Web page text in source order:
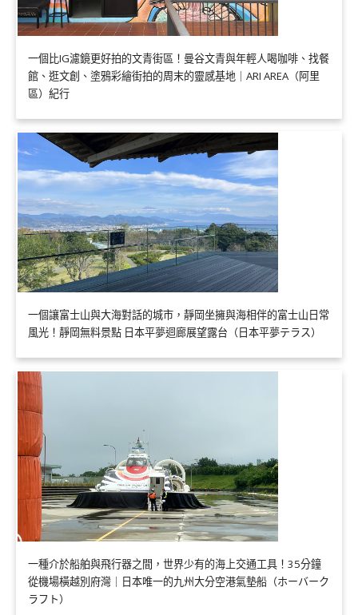
一個比IG濾鏡更好拍的文青街區！曼谷文青與年輕人喝咖啡、找餐
館、逛文創、塗鴉彩繪街拍的周末的靈感基地｜ARI AREA（阿里
區）紀行
一個讓富士山與大海對話的城市，靜岡坐擁與海相伴的富士山日常
風光！靜岡無料景點 日本平夢迴廊展望露台（日本平夢テラス）
一種介於船舶與飛行器之間，世界少有的海上交通工具！35分鐘
從機場橫越別府灣｜日本唯一的九州大分空港氣墊船（ホーバーク
ラフト）